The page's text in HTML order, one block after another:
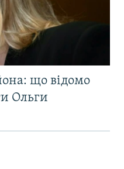
що відомо
Ольги